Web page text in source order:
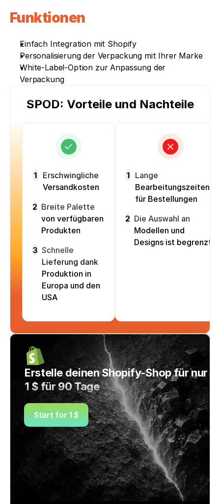
Funktionen
Einfach Integration mit Shopify
Personalisierung der Verpackung mit Ihrer Marke
White-Label-Option zur Anpassung der
Verpackung
SPOD: Vorteile und Nachteile
1
Erschwingliche
Versandkosten
2 Breite Palette
von verfügbaren
Produkten
3 Schnelle
Lieferung dank
Produktion in
Europa und den
USA
1
Lange
Bearbeitungszeiten
für Bestellungen
2 Die Auswahl an
Modellen und
Designs ist begrenzt
Erstelle deinen Shopify-Shop für nur
1 $ für 90 Tage
Start for 1 $